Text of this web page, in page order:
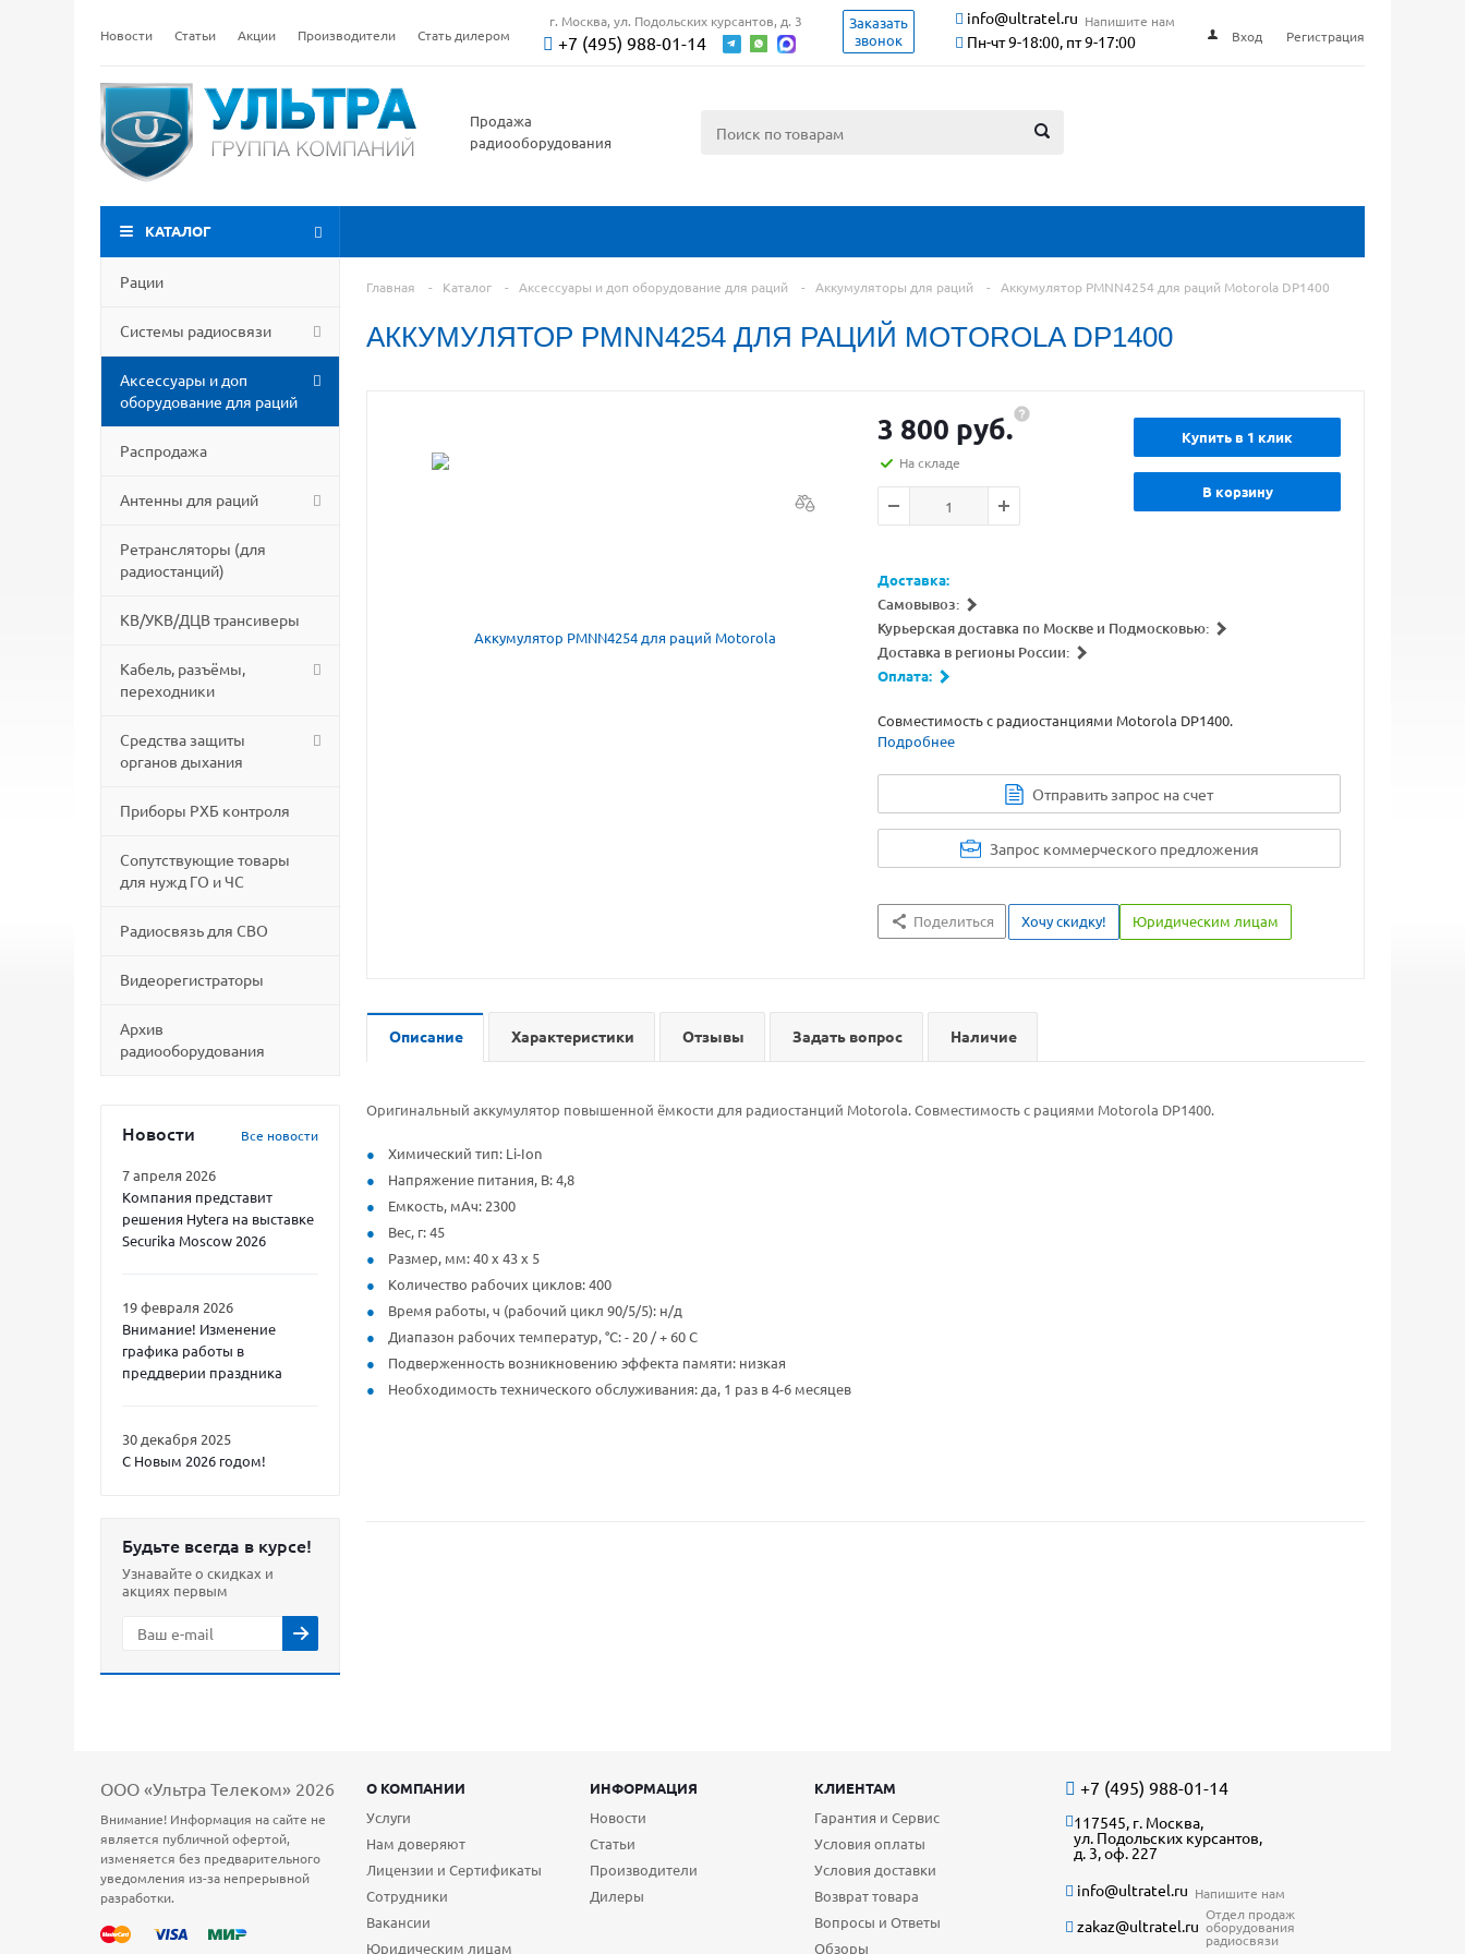
Новости Статьи Акции Производители Стать дилером
г. Москва, ул. Подольских курсантов, д. 3
+7 (495) 988-01-14
Заказать
звонок
info@ultratel.ru Напишите нам
Пн-чт 9-18:00, пт 9-17:00 Вход Регистрация
Продажа
радиооборудования
КАТАЛОГ
Рации
Системы радиосвязи
Аксессуары и доп
оборудование для раций
Распродажа
Антенны для раций
Ретрансляторы (для
радиостанций)
КВ/УКВ/ДЦВ трансиверы
Кабель, разъёмы,
переходники
Средства защиты
органов дыхания
Приборы РХБ контроля
Сопутствующие товары
для нужд ГО и ЧС
Радиосвязь для СВО
Видеорегистраторы
Архив
радиооборудования
Новости Все новости
7 апреля 2026
Компания представит
решения Hytera на выставке
Securika Moscow 2026
19 февраля 2026
Внимание! Изменение
графика работы в
преддверии праздника
30 декабря 2025
С Новым 2026 годом!
Будьте всегда в курсе!
Узнавайте о скидках и
акциях первым
Главная - Каталог - Аксессуары и доп оборудование для раций - Аккумуляторы для раций - Аккумулятор PMNN4254 для раций Motorola DP1400
АККУМУЛЯТОР PMNN4254 ДЛЯ РАЦИЙ MOTOROLA DP1400
3 800 руб.
На складе
Купить в 1 клик
В корзину
Доставка:
Самовывоз:
Курьерская доставка по Москве и Подмосковью:
Доставка в регионы России:
Оплата:
Совместимость с радиостанциями Motorola DP1400.
Подробнее
Отправить запрос на счет
Запрос коммерческого предложения
Поделиться Хочу скидку! Юридическим лицам
Описание Характеристики Отзывы Задать вопрос Наличие
Оригинальный аккумулятор повышенной ёмкости для радиостанций Motorola. Совместимость с рациями Motorola DP1400.
Химический тип: Li-Ion
Напряжение питания, В: 4,8
Емкость, мАч: 2300
Вес, г: 45
Размер, мм: 40 x 43 x 5
Количество рабочих циклов: 400
Время работы, ч (рабочий цикл 90/5/5): н/д
Диапазон рабочих температур, °С: - 20 / + 60 C
Подверженность возникновению эффекта памяти: низкая
Необходимость технического обслуживания: да, 1 раз в 4-6 месяцев
ООО «Ультра Телеком» 2026
Внимание! Информация на сайте не
является публичной офертой,
изменяется без предварительного
уведомления из-за непрерывной
разработки.
О КОМПАНИИ ИНФОРМАЦИЯ
КЛИЕНТАМ
Услуги
Нам доверяют
Лицензии и Сертификаты
Сотрудники
Вакансии
Юридическим лицам
Новости
Статьи
Производители
Дилеры
Гарантия и Сервис
Условия оплаты
Условия доставки
Возврат товара
Вопросы и Ответы
Обзоры
+7 (495) 988-01-14
117545, г. Москва,
ул. Подольских курсантов,
д. 3, оф. 227
info@ultratel.ru Напишите нам
zakaz@ultratel.ru
Отдел продаж
оборудования
радиосвязи